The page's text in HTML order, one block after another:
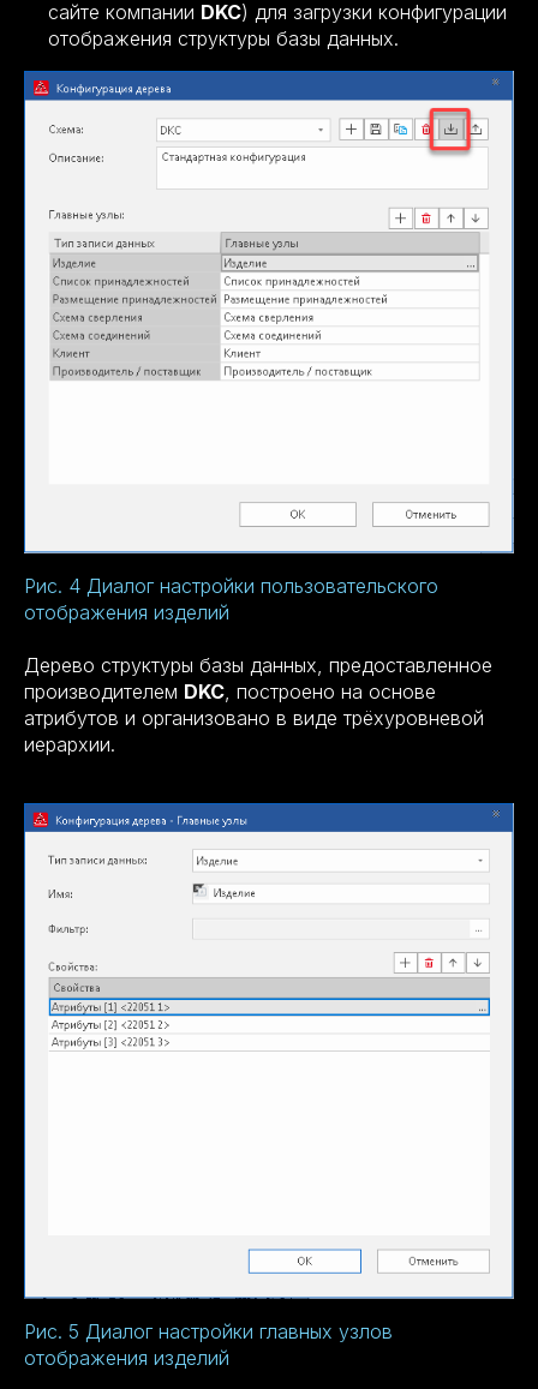
сайте компании DKC) для загрузки конфигурации
отображения структуры базы данных.
Рис. 4 Диалог настройки пользовательского
отображения изделий
Дерево структуры базы данных, предоставленное
производителем DKC, построено на основе
атрибутов и организовано в виде трёхуровневой
иерархии.
Рис. 5 Диалог настройки главных узлов
отображения изделий